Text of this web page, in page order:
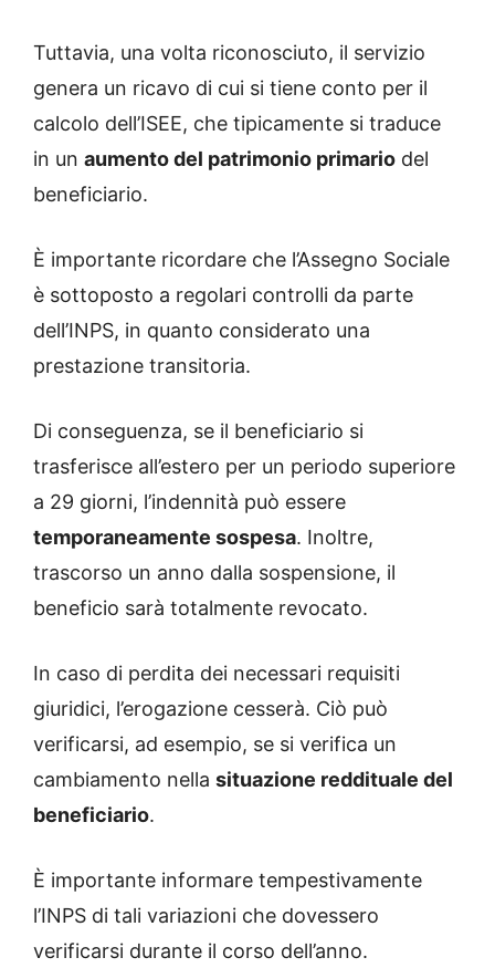
Tuttavia, una volta riconosciuto, il servizio
genera un ricavo di cui si tiene conto per il
calcolo dell’ISEE, che tipicamente si traduce
in un aumento del patrimonio primario del
beneficiario.
È importante ricordare che l’Assegno Sociale
è sottoposto a regolari controlli da parte
dell’INPS, in quanto considerato una
prestazione transitoria.
Di conseguenza, se il beneficiario si
trasferisce all’estero per un periodo superiore
a 29 giorni, l’indennità può essere
temporaneamente sospesa. Inoltre,
trascorso un anno dalla sospensione, il
beneficio sarà totalmente revocato.
In caso di perdita dei necessari requisiti
giuridici, l’erogazione cesserà. Ciò può
verificarsi, ad esempio, se si verifica un
cambiamento nella situazione reddituale del
beneficiario.
È importante informare tempestivamente
l’INPS di tali variazioni che dovessero
verificarsi durante il corso dell’anno.